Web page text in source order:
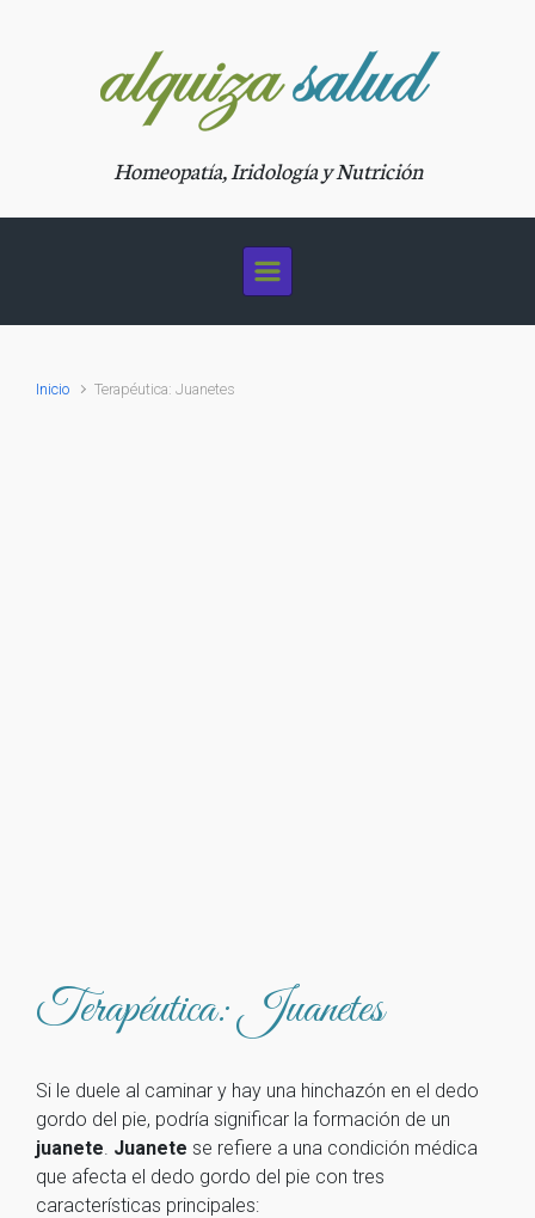
Homeopatía, Iridología y Nutrición
Inicio Terapéutica: Juanetes
Terapéutica: Juanetes
Si le duele al caminar y hay una hinchazón en el dedo
gordo del pie, podría significar la formación de un
juanete. Juanete se refiere a una condición médica
que afecta el dedo gordo del pie con tres
características principales: